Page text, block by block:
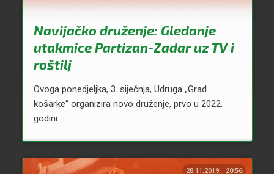
Navijačko druženje: Gledanje
utakmice Partizan-Zadar uz TV i
roštilj
Ovoga ponedjeljka, 3. siječnja, Udruga „Grad
košarke“ organizira novo druženje, prvo u 2022.
godini.
28.11.2019. 20:56